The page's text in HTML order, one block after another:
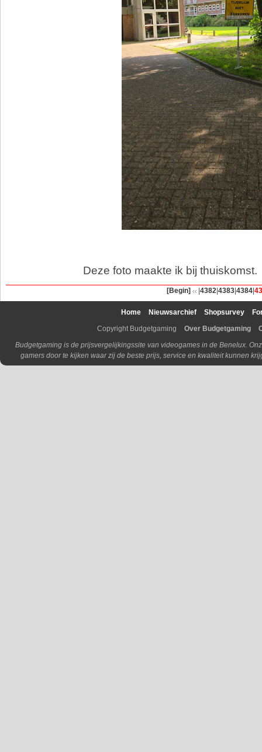
Deze foto maakte ik bij thuiskomst.
[Begin] 4382 4383 4384
Home Nieuwsarchief Shopsurvey
Copyright Budgetgaming
Over Budgetgaming
Budgetgaming is de prijsvergelijkingssite van videogames in de Benelux.
gamers door te kijken waar zij de beste prijs, service en kwaliteit kunnen